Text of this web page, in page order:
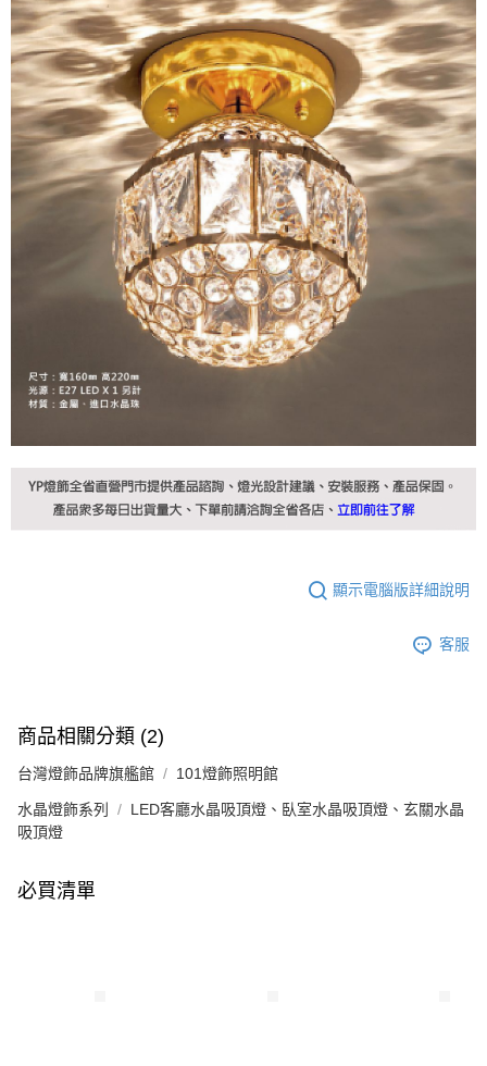
顯示電腦版詳細說明
客服
商品相關分類 (2)
台灣燈飾品牌旗艦館 101燈飾照明館
水晶燈飾系列
LED客廳水晶吸頂燈、臥室水晶吸頂燈、玄關水晶
吸頂燈
必買清單